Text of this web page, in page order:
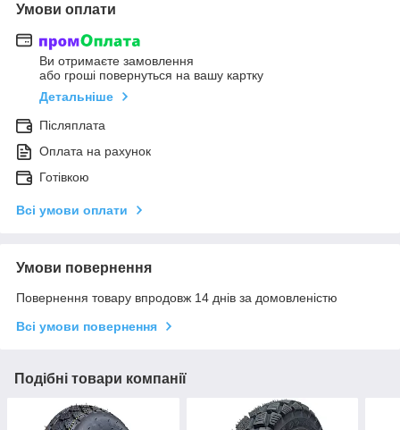
Умови оплати
Ви отримаєте замовлення
або гроші повернуться на вашу картку
Детальніше
Післяплата
Оплата на рахунок
Готівкою
Всі умови оплати
Умови повернення
Повернення товару впродовж 14 днів за домовленістю
Всі умови повернення
Подібні товари компанії